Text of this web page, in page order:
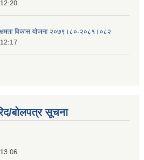
क्षमता विकास योजना २०७९।८०-२०८१।०८२
बोलपत्र सूचना